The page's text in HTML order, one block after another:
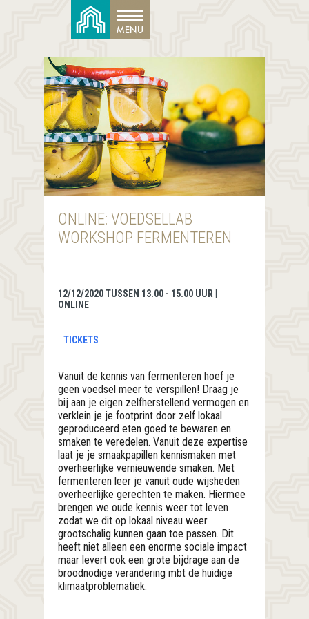
ONLINE: VOEDSELLAB
WORKSHOP FERMENTEREN
12/12/2020 TUSSEN 13.00 - 15.00 UUR |
ONLINE
TICKETS
Vanuit de kennis van fermenteren hoef je
geen voedsel meer te verspillen! Draag je
bij aan je eigen zelfherstellend vermogen en
verklein je je footprint door zelf lokaal
geproduceerd eten goed te bewaren en
smaken te veredelen. Vanuit deze expertise
laat je je smaakpapillen kennismaken met
overheerlijke vernieuwende smaken. Met
fermenteren leer je vanuit oude wijsheden
overheerlijke gerechten te maken. Hiermee
brengen we oude kennis weer tot leven
zodat we dit op lokaal niveau weer
grootschalig kunnen gaan toe passen. Dit
heeft niet alleen een enorme sociale impact
maar levert ook een grote bijdrage aan de
broodnodige verandering mbt de huidige
klimaatproblematiek.